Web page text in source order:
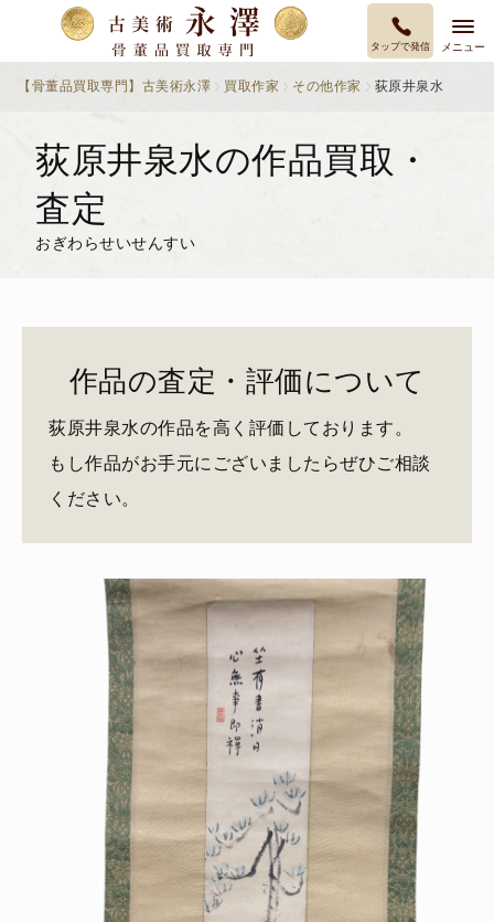
タップで発信 メニュー
【骨董品買取専門】古美術永澤 買取作家 その他作家 荻原井泉水
荻原井泉水の作品買取・
査定
おぎわらせいせんすい
作品の査定・評価について
荻原井泉水の作品を高く評価しております。
もし作品がお手元にございましたらぜひご相談
ください。